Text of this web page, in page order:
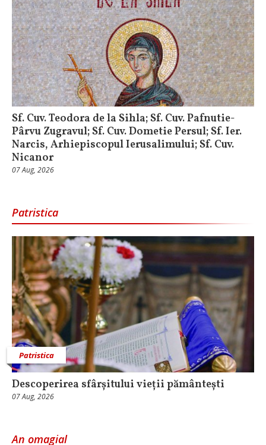
Sf. Cuv. Teodora de la Sihla; Sf. Cuv. Pafnutie-
Pârvu Zugravul; Sf. Cuv. Dometie Persul; Sf. Ier.
Narcis, Arhiepiscopul Ierusalimului; Sf. Cuv.
Nicanor
07 Aug, 2026
Patristica
Patristica
Descoperirea sfârșitului vieții pământești
07 Aug, 2026
An omagial